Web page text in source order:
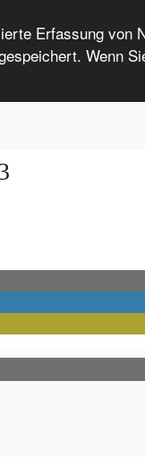
Erfassung von
Wenn
Patients